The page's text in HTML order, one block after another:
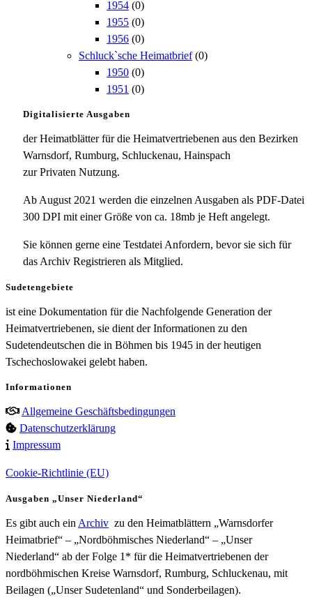
1954 (0)
1955 (0)
1956 (0)
Schluck`sche Heimatbrief (0)
1950 (0)
1951 (0)
Digitalisierte Ausgaben
der Heimatblätter für die Heimatvertriebenen aus den Bezirken
Warnsdorf, Rumburg, Schluckenau, Hainspach
zur Privaten Nutzung.
Ab August 2021 werden die einzelnen Ausgaben als PDF-Datei
300 DPI mit einer Größe von ca. 18mb je Heft angelegt.
Sie können gerne eine Testdatei Anfordern, bevor sie sich für
das Archiv Registrieren als Mitglied.
Sudetengebiete
ist eine Dokumentation für die Nachfolgende Generation der
Heimatvertriebenen, sie dient der Informationen zu den
Sudetendeutschen die in Böhmen bis 1945 in der heutigen
Tschechoslowakei gelebt haben.
Informationen
Allgemeine Geschäftsbedingungen
Datenschutzerklärung
Impressum
Cookie-Richtlinie (EU)
Ausgaben „Unser Niederland“
Es gibt auch ein Archiv zu den Heimatblättern „Warnsdorfer
Heimatbrief“ – „Nordböhmisches Niederland“ – „Unser
Niederland“ ab der Folge 1* für die Heimatvertriebenen der
nordböhmischen Kreise Warnsdorf, Rumburg, Schluckenau, mit
Beilagen („Unser Sudetenland“ und Sonderbeilagen).